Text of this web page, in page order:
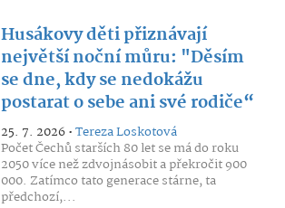
Husákovy děti přiznávají
největší noční můru: "Děsím
se dne, kdy se nedokážu
postarat o sebe ani své rodiče“
25. 7. 2026 •Tereza Loskotová
Počet Čechů starších 80 let se má do roku
2050 více než zdvojnásobit a překročit 900
000. Zatímco tato generace stárne, ta
předchozí,...